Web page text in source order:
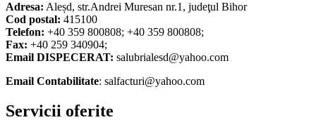
Adresa: Aleșd, str.Andrei Muresan nr.1, judeţul Bihor
Cod postal: 415100
Telefon: +40 359 800808; +40 359 800808;
Fax: +40 259 340904;
Email DISPECERAT: salubrialesd@yahoo.com
Email Contabilitate: salfacturi@yahoo.com
Servicii oferite